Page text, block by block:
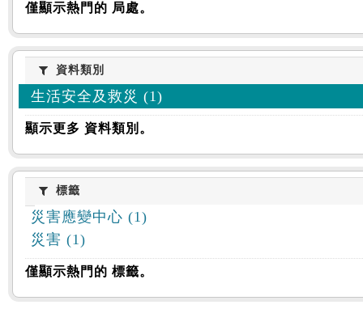
僅顯示熱門的 局處。
資料類別
資料類別
生活安全及救災 (1)
顯示更多 資料類別。
標籤標籤
災害應變中心 (1)
災害 (1)
僅顯示熱門的 標籤。